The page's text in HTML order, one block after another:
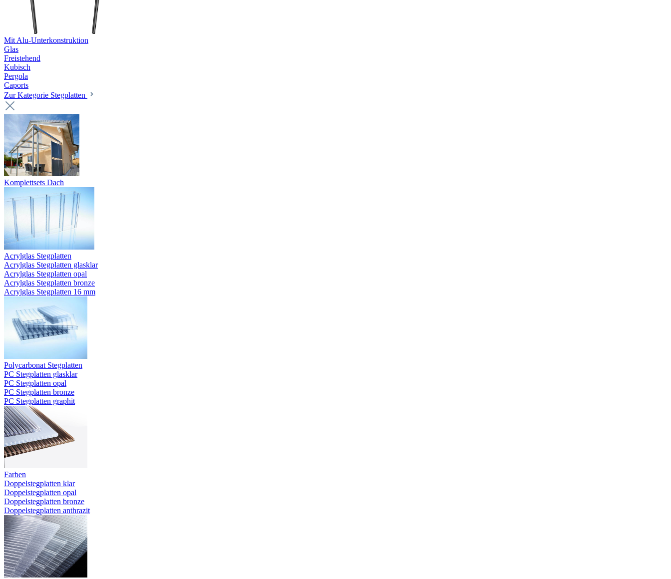
Mit Alu-Unterkonstruktion
Glas
Freistehend
Kubisch
Pergola
Caports
Zur Kategorie Stegplatten
Komplettsets Dach
Acrylglas Stegplatten
Acrylglas Stegplatten glasklar
Acrylglas Stegplatten opal
Acrylglas Stegplatten bronze
Acrylglas Stegplatten 16 mm
Polycarbonat Stegplatten
PC Stegplatten glasklar
PC Stegplatten opal
PC Stegplatten bronze
PC Stegplatten graphit
Farben
Doppelstegplatten klar
Doppelstegplatten opal
Doppelstegplatten bronze
Doppelstegplatten anthrazit